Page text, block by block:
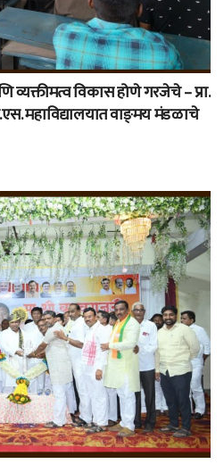
व्यक्तीमत्व विकास होणे गरजेचे – प्रा.
महाविद्यालयात वाङ्‌मय मंडळाचे